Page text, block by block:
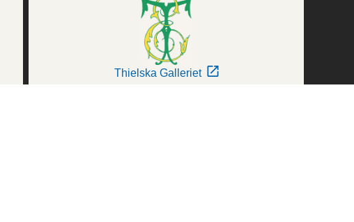
Thielska Galleriet